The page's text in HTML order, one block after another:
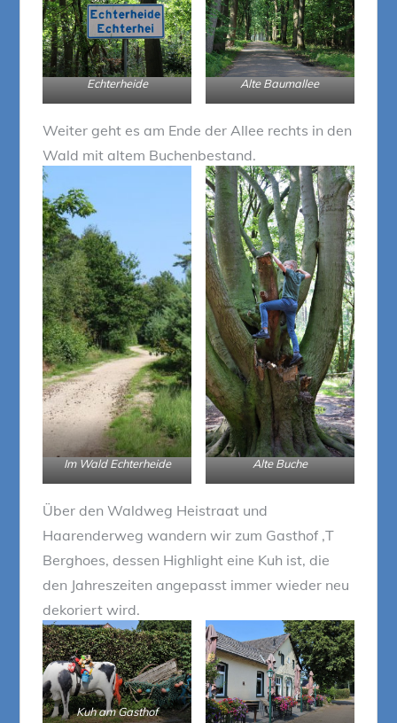
Echterheide Alte Baumallee
Weiter geht es am Ende der Allee rechts in den
Wald mit altem Buchenbestand.
Im Wald Echterheide Alte Buche
Über den Waldweg Heistraat und
Haarenderweg wandern wir zum Gasthof ‚T
Berghoes, dessen Highlight eine Kuh ist, die
den Jahreszeiten angepasst immer wieder neu
dekoriert wird.
Kuh am Gasthof